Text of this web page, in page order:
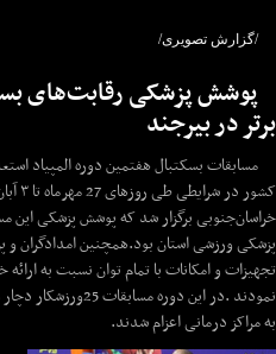
/گزارش تصویری/
پوشش پزشکی رقابت‌های
برتر در بیرجند
مسابقات بسکتبال هفتمین دوره المپیاد
کشور در
خراسان‌جنوبی برگزار شد که پوشش پزشکی این
پزشکی ورزشی استان بود.همچنین امدادگران و
تجهیزات و امکانات با تمام توان نسبت به
نمودند .در این دوره
به مراکز درمانی اعزام شدند.